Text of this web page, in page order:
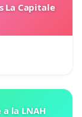
La Capitale
la LNAH